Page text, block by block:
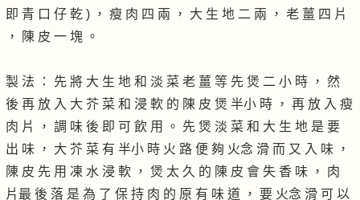
即 青 口 仔 乾 ) ， 瘦 肉 四 兩 ， 大 生 地 二 兩 ， 老 薑 四 片
， 陳 皮 一 塊 。
製 法 ： 先 將 大 生 地 和 淡 菜 老 薑 等 先 煲 二 小 時 ， 然
後 再 放 入 大 芥 菜 和 浸 軟 的 陳 皮 煲 半小 時 ， 再 放 入 瘦
肉 片 ， 調 味 後 即 可 飲 用 。 先 煲 淡 菜 和 大 生 地 是 要
出 味 ， 大 芥 菜 有 半小 時 火 路 便 夠 火念 滑 而 又 入 味 ，
陳 皮 先 用 凍 水 浸 軟 ， 煲 太 久 的 陳 皮 會 失 香 味 ， 肉
片最 後 落 是 為 了 保 持 肉 的 原 有 味 道 ， 要 火念 滑 可 以